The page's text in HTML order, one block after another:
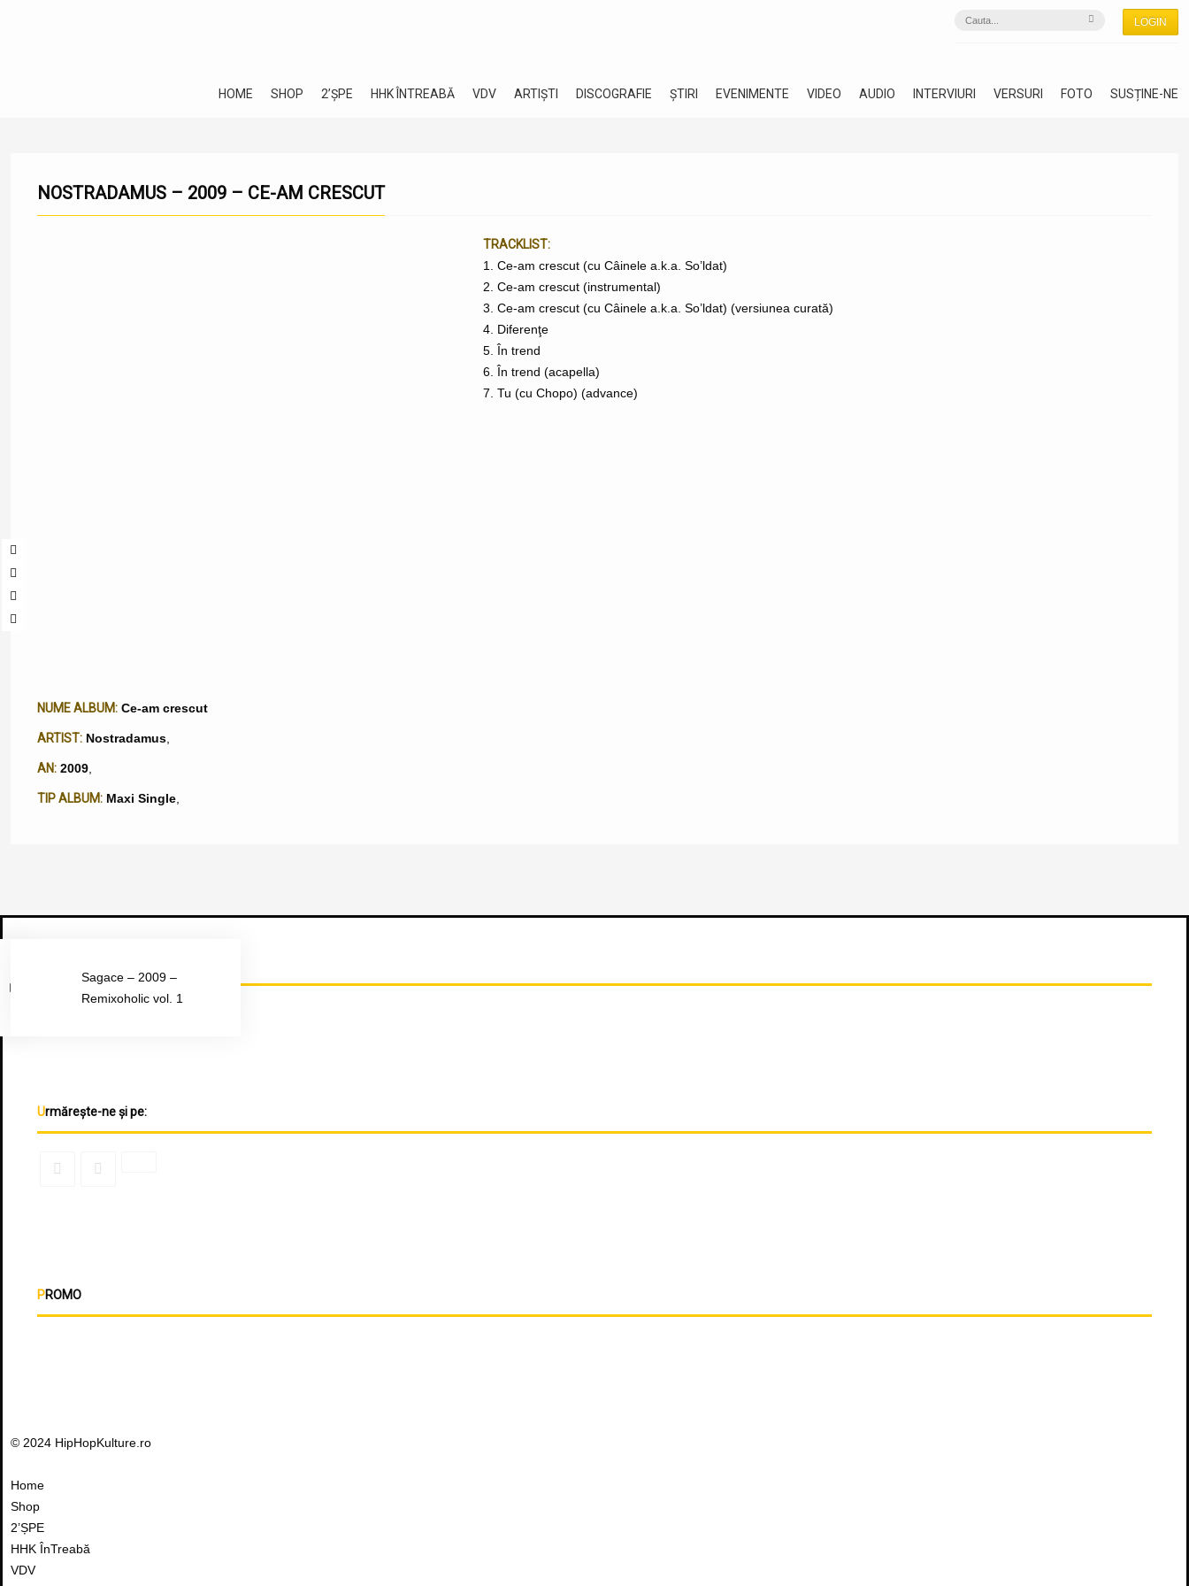
LOGIN
HOME SHOP 2’ȘPE HHK ÎNTREABĂ VDV ARTIȘTI DISCOGRAFIE ȘTIRI EVENIMENTE VIDEO AUDIO INTERVIURI VERSURI FOTO SUSȚINE-NE
NOSTRADAMUS – 2009 – CE-AM CRESCUT
TRACKLIST:
1. Ce-am crescut (cu Câinele a.k.a. So’ldat)
2. Ce-am crescut (instrumental)
3. Ce-am crescut (cu Câinele a.k.a. So’ldat) (versiunea curată)
4. Diferenţe
5. În trend
6. În trend (acapella)
7. Tu (cu Chopo) (advance)
NUME ALBUM: Ce-am crescut
ARTIST: Nostradamus
AN: 2009
TIP ALBUM: Maxi Single
Sagace – 2009 –
Remixoholic vol. 1
Urmărește-ne și pe:
PROMO
© 2024 HipHopKulture.ro
Home
Shop
2’ȘPE
HHK ÎnTreabă
VDV